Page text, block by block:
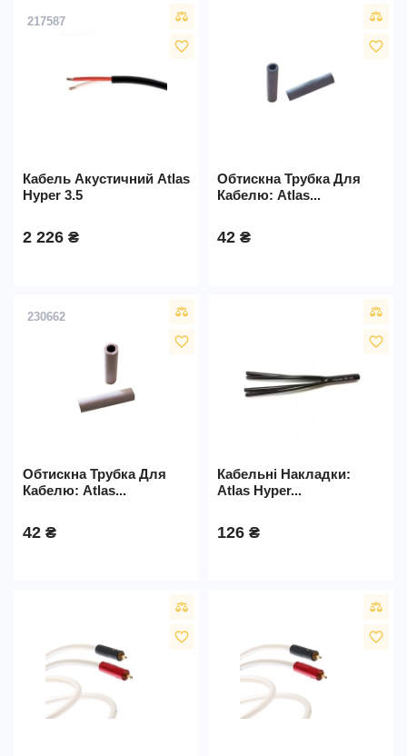
217587
favorite_border
Кабель Акустичний Atlas
Hyper 3.5
2 226 ₴
favorite_border
Обтискна Трубка Для
Кабелю: Atlas...
42 ₴
230662
favorite_border
Обтискна Трубка Для
Кабелю: Atlas...
42 ₴
favorite_border
Кабельні Накладки:
Atlas Hyper...
126 ₴
favorite_border favorite_border